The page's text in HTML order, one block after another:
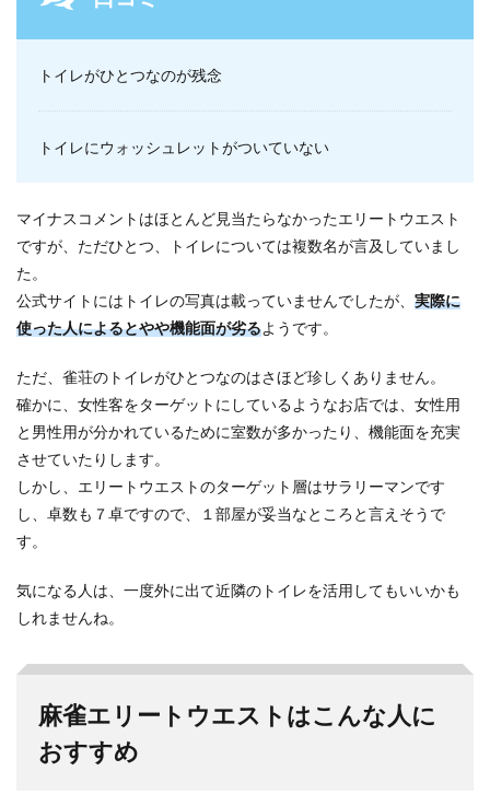
トイレがひとつなのが残念
トイレにウォッシュレットがついていない
マイナスコメントはほとんど見当たらなかったエリートウエスト
ですが、ただひとつ、トイレについては複数名が言及していまし
た。
公式サイトにはトイレの写真は載っていませんでしたが、 実際に
使った人によるとやや機能面が劣るようです。
ただ、雀荘のトイレがひとつなのはさほど珍しくありません。
確かに、女性客をターゲットにしているようなお店では、女性用
と男性用が分かれているために室数が多かったり、機能面を充実
させていたりします。
しかし、エリートウエストのターゲット層はサラリーマンです
し、卓数も７卓ですので、１部屋が妥当なところと言えそうで
す。
気になる人は、一度外に出て近隣のトイレを活用してもいいかも
しれませんね。
麻雀エリートウエストはこんな人に
おすすめ